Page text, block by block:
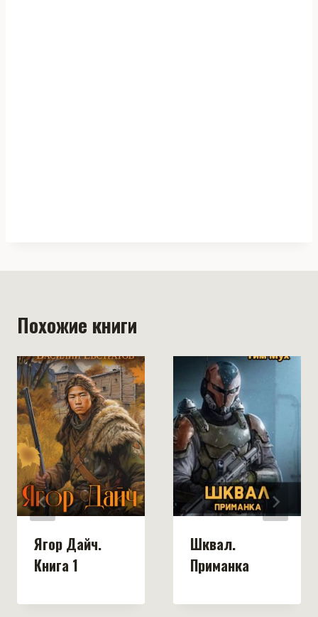
Похожие книги
Ягор Дайч.
Книга 1
Шквал.
Приманка